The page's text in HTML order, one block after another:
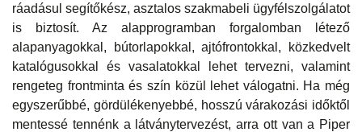
ráadásul segítőkész, asztalos szakmabeli ügyfélszolgálatot
is biztosít. Az alapprogramban forgalomban létező
alapanyagokkal, bútorlapokkal, ajtófrontokkal, közkedvelt
katalógusokkal és vasalatokkal lehet tervezni, valamint
rengeteg frontminta és szín közül lehet válogatni. Ha még
egyszerűbbé, gördülékenyebbé, hosszú várakozási időktől
mentessé tennénk a látványtervezést, arra ott van a Piper